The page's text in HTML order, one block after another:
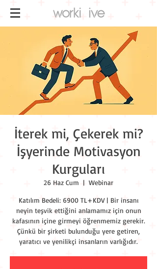
İterek mi, Çekerek mi?
İşyerinde Motivasyon
Kurguları
26 Haz Cum
  |
Webinar
Katılım Bedeli: 6900 TL+KDV | Bir insanı
neyin teşvik ettiğini anlamamız için onun
kafasının içine girmeyi öğrenmemiz gerekir.
Çünkü bir şirketi bulunduğu yere getiren,
yaratıcı ve yenilikçi insanların varlığıdır.